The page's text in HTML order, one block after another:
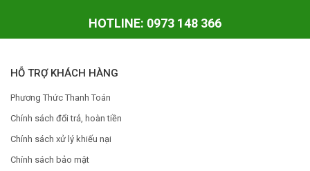
HOTLINE: 0973 148 366
HỖ TRỢ KHÁCH HÀNG
Phương Thức Thanh Toán
Chính sách đổi trả, hoàn tiền
Chính sách xử lý khiếu nại
Chính sách bảo mật